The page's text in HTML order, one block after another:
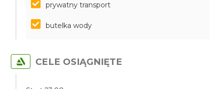
prywatny transport
butelka wody
CELE OSIĄGNIĘTE